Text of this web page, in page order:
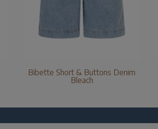
Bibette Short & Buttons Denim
Bleach